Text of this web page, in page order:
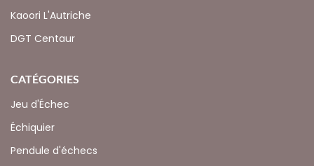
Kaoori L'Autriche
DGT Centaur
CATÉGORIES
Jeu d'Échec
Échiquier
Pendule d'échecs